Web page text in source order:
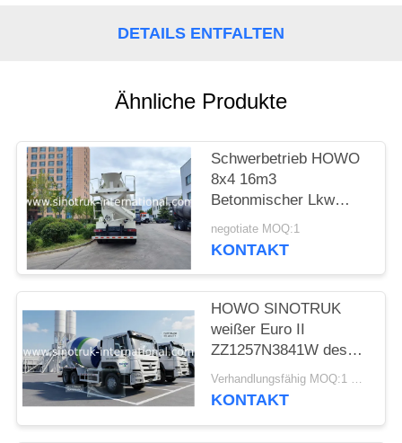
DATENSCHUTZRICHTLINIE
DETAILS ENTFALTEN
Ähnliche Produkte
Schwerbetrieb HOWO
8x4 16m3
Betonmischer Lkw
371HP Motor PMP
Geschwindigkeitsminderer
negotiate MOQ:1
KONTAKT
HOWO SINOTRUK
weißer Euro II
ZZ1257N3841W des
Mischer-LKW-371HP Verhandlungsfähig MOQ:1 Unit
KONTAKT